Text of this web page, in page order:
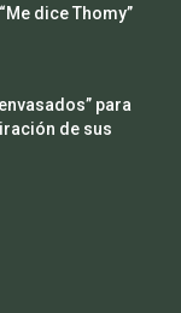
dice Thomy”
para
de sus